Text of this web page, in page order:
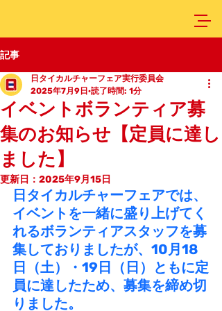
記事
イベントボランティア募
集のお知らせ【定員に達し
ました】
日タイカルチャーフェア実行委員会
2025年7月9日 読了時間: 1分
更新日： 2025年9月15日
日タイカルチャーフェアでは、
イベントを一緒に盛り上げてく
れるボランティアスタッフを募
集しておりましたが、10月18
日（土）・19日（日）ともに定
員に達したため、募集を締め切
りました。